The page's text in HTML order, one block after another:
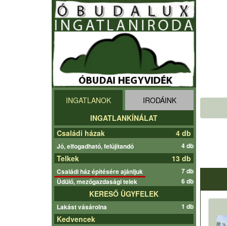
INGATLANOK
IRODÁINK
INGATLANKÍNÁLAT
Családi házak
4 db
Jó, elfogadható, felújítandó 4 db
Telkek 13 db
Családi ház építésére ajánljuk
7 db
Üdülő, mezőgazdasági telek
6 db
KERESŐ ÜGYFELEK
Lakást vásárolna 1 db
Kedvencek